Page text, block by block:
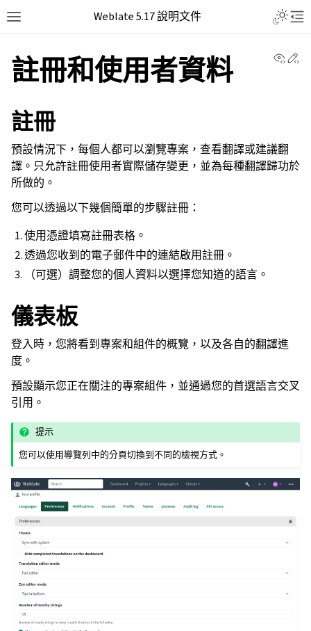
Weblate 5.17 說明文件
註冊和使用者資料
註冊
預設情況下，每個人都可以瀏覽專案，查看翻譯或建議翻
譯。只允許註冊使用者實際儲存變更，並為每種翻譯歸功於
所做的。
您可以透過以下幾個簡單的步驟註冊：
使用憑證填寫註冊表格。
透過您收到的電子郵件中的連結啟用註冊。
（可選）調整您的個人資料以選擇您知道的語言。
儀表板
登入時，您將看到專案和組件的概覽，以及各自的翻譯進
度。
預設顯示您正在關注的專案組件，並通過您的首選語言交叉
引用。
提示
您可以使用導覽列中的分頁切換到不同的檢視方式。